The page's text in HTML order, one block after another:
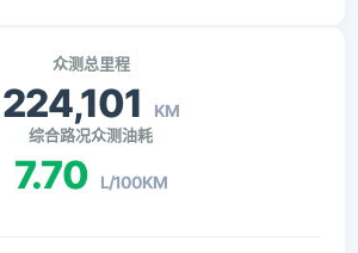
众测总里程
224,101 KM
综合路况众测油耗
7.70 L/100KM